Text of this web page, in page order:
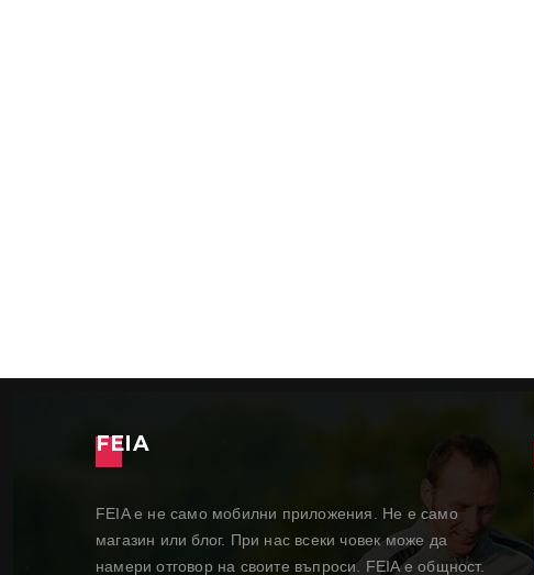
FEIA
FEIA е не само мобилни приложения. Не е само
магазин или блог. При нас всеки човек може да
намери отговор на своите въпроси. FEIA е общност.